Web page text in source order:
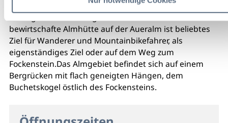
Die Aueralm ist eine Alm in den Bayerischen Voralpen.
bewirtschafte Almhütte auf der Aueralm ist beliebtes
Ziel für Wanderer und Mountainbikefahrer, als
eigenständiges Ziel oder auf dem Weg zum
Fockenstein.Das Almgebiet befindet sich auf einem
Bergrücken mit flach geneigten Hängen, dem
Buchetskogel östlich des Fockensteins.